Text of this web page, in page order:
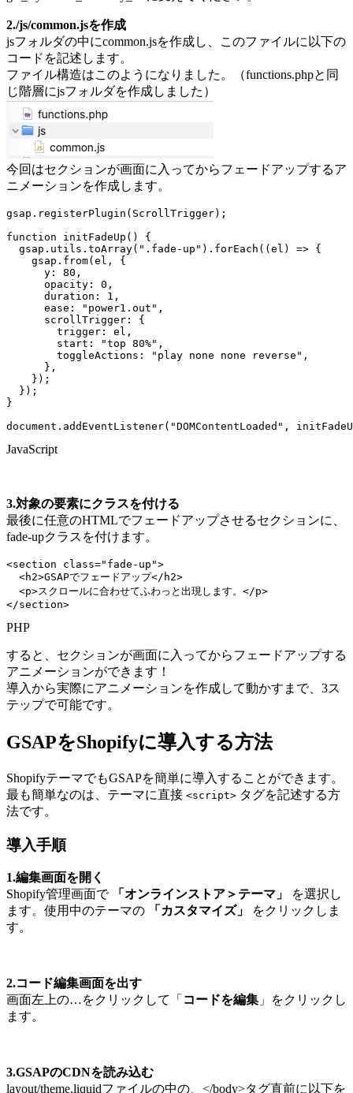
2./js/common.jsを作成
jsフォルダの中にcommon.jsを作成し、このファイルに以下の
コードを記述します。
ファイル構造はこのようになりました。（functions.phpと同
じ階層にjsフォルダを作成しました）
今回はセクションが画面に入ってからフェードアップするア
ニメーションを作成します。
gsap . registerPlugin ( ScrollTrigger) ;
function
initFadeUp ( )
{
  gsap
. utils . toArray( ".fade-up" ) . forEach ( ( el ) => {
    gsap
. from( el ,
{
y : 80 ,
opacity : 0 ,
duration : 1 ,
ease : "power1.out" ,
scrollTrigger :
{
trigger : el ,
start : "top 80%" ,
toggleActions : "play none none reverse" ,
} ,
} ) ;
} ) ;
}
document . addEventListener( "DOMContentLoaded" ,
JavaScript
3.対象の要素にクラスを付ける
最後に任意のHTMLでフェードアップさせるセクションに、
fade-upクラスを付けます。
<section class="fade-up">
<h2>GSAPでフェードアップ</ h2>
<p>スクロールに合わせてふわっと出現します。 </p>
</section>
PHP
すると、セクションが画面に入ってからフェードアップする
アニメーションができます！
導入から実際にアニメーションを作成して動かすまで、3ス
テップで可能です。
GSAPをShopifyに導入する方法
ShopifyテーマでもGSAPを簡単に導入することができます。
最も簡単なのは、テーマに直接 <script> タグを記述する方
法です。
導入手順
1.編集画面を開く
Shopify管理画面で
「オンラインストア＞テーマ」
を選択し
ます。使用中のテーマの
「カスタマイズ」
をクリックしま
す。
2.コード編集画面を出す
画面左上の…をクリックして「 コードを編集 」をクリックし
ます。
3.GSAPのCDNを読み込む
layout/theme.liquidファイルの中の、</body>タグ直前に以下を